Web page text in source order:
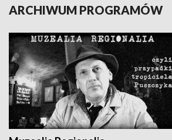
ARCHIWUM PROGRAMÓW